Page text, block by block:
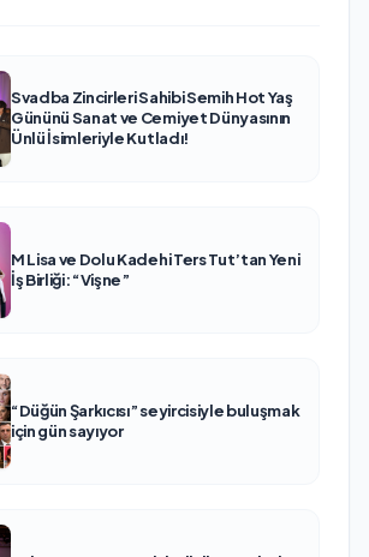
Svadba Zincirleri Sahibi Semih Hot Yaş
Gününü Sanat ve Cemiyet Dünyasının
Ünlü İsimleriyle Kutladı!
M Lisa ve Dolu Kadehi Ters Tut’tan Yeni
İş Birliği: “Vişne”
“Düğün Şarkıcısı” seyircisiyle buluşmak
için gün sayıyor